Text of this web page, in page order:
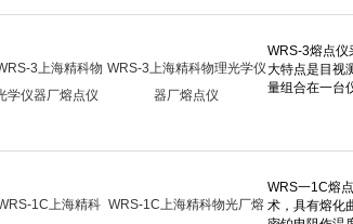
WRS-3上海精科物理光学仪
器厂熔点仪
WRS-1C上海精科物光厂熔